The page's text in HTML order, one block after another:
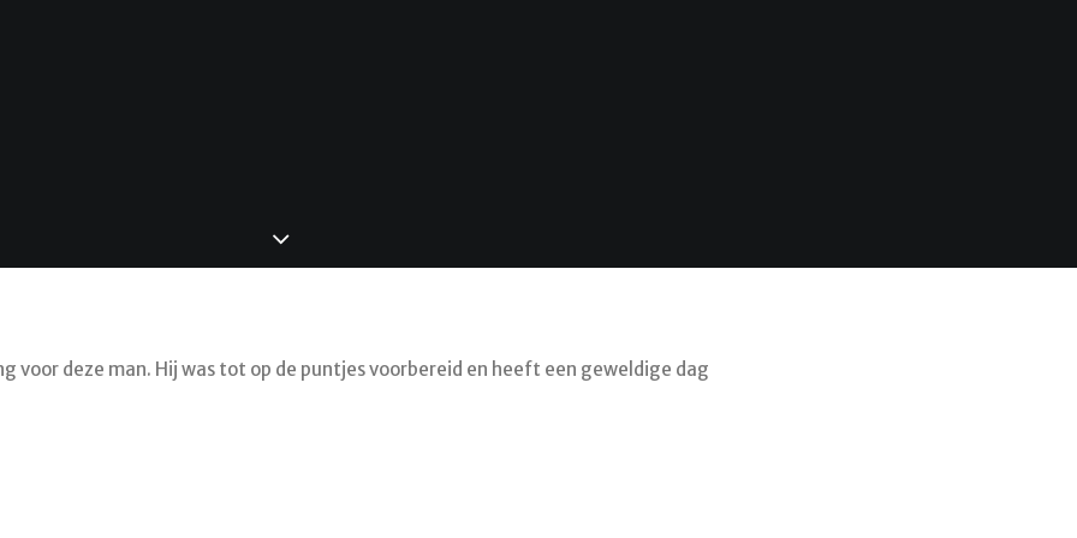
voor deze man. Hij was tot op de puntjes voorbereid en heeft een geweldige dag